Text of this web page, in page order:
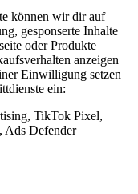
können wir dir auf
gesponserte Inhalte
oder Produkte
anzeigen
Einwilligung setzen
ein:
TikTok Pixel,
Ads Defender